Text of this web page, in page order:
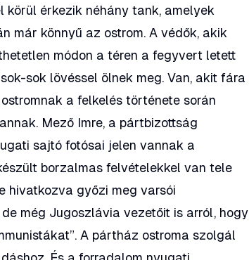
körül érkezik néhány tank, amelyek
már könnyű az ostrom. A védők, akik
módon a téren a fegyvert letett
sok lövéssel ölnek meg. Van, akit fára
a felkelés története során
Mező Imre, a pártbizottság
sajtó fotósai jelen vannak a
borzalmas felvételekkel van tele
hivatkozva győzi meg varsói
még Jugoszlávia vezetőit is arról, hogy
A pártház ostroma szolgál